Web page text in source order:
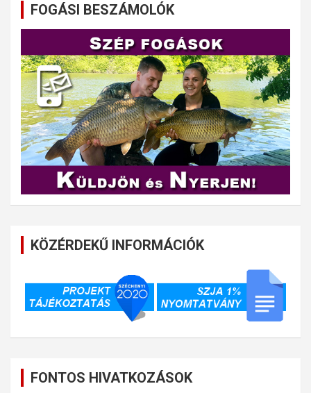
FOGÁSI BESZÁMOLÓK
KÖZÉRDEKŰ INFORMÁCIÓK
FONTOS HIVATKOZÁSOK